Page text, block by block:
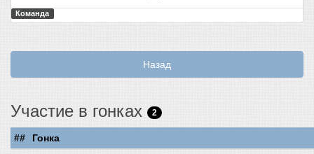
Команда
Назад
Участие в гонках 2
##
Гонка